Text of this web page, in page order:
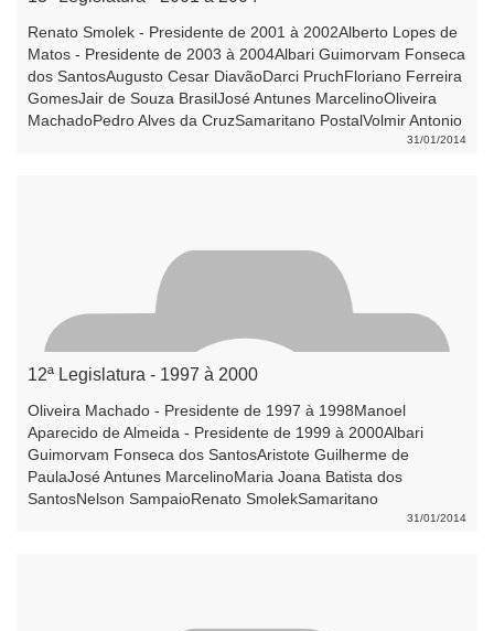
Renato Smolek - Presidente de 2001 à 2002Alberto Lopes de
Matos - Presidente de 2003 à 2004Albari Guimorvam Fonseca
dos SantosAugusto Cesar DiavãoDarci PruchFloriano Ferreira
GomesJair de Souza BrasilJosé Antunes MarcelinoOliveira
MachadoPedro Alves da CruzSamaritano PostalVolmir Antonio
31/01/2014
12ª Legislatura - 1997 à 2000
Oliveira Machado - Presidente de 1997 à 1998Manoel
Aparecido de Almeida - Presidente de 1999 à 2000Albari
Guimorvam Fonseca dos SantosAristote Guilherme de
PaulaJosé Antunes MarcelinoMaria Joana Batista dos
SantosNelson SampaioRenato SmolekSamaritano
31/01/2014